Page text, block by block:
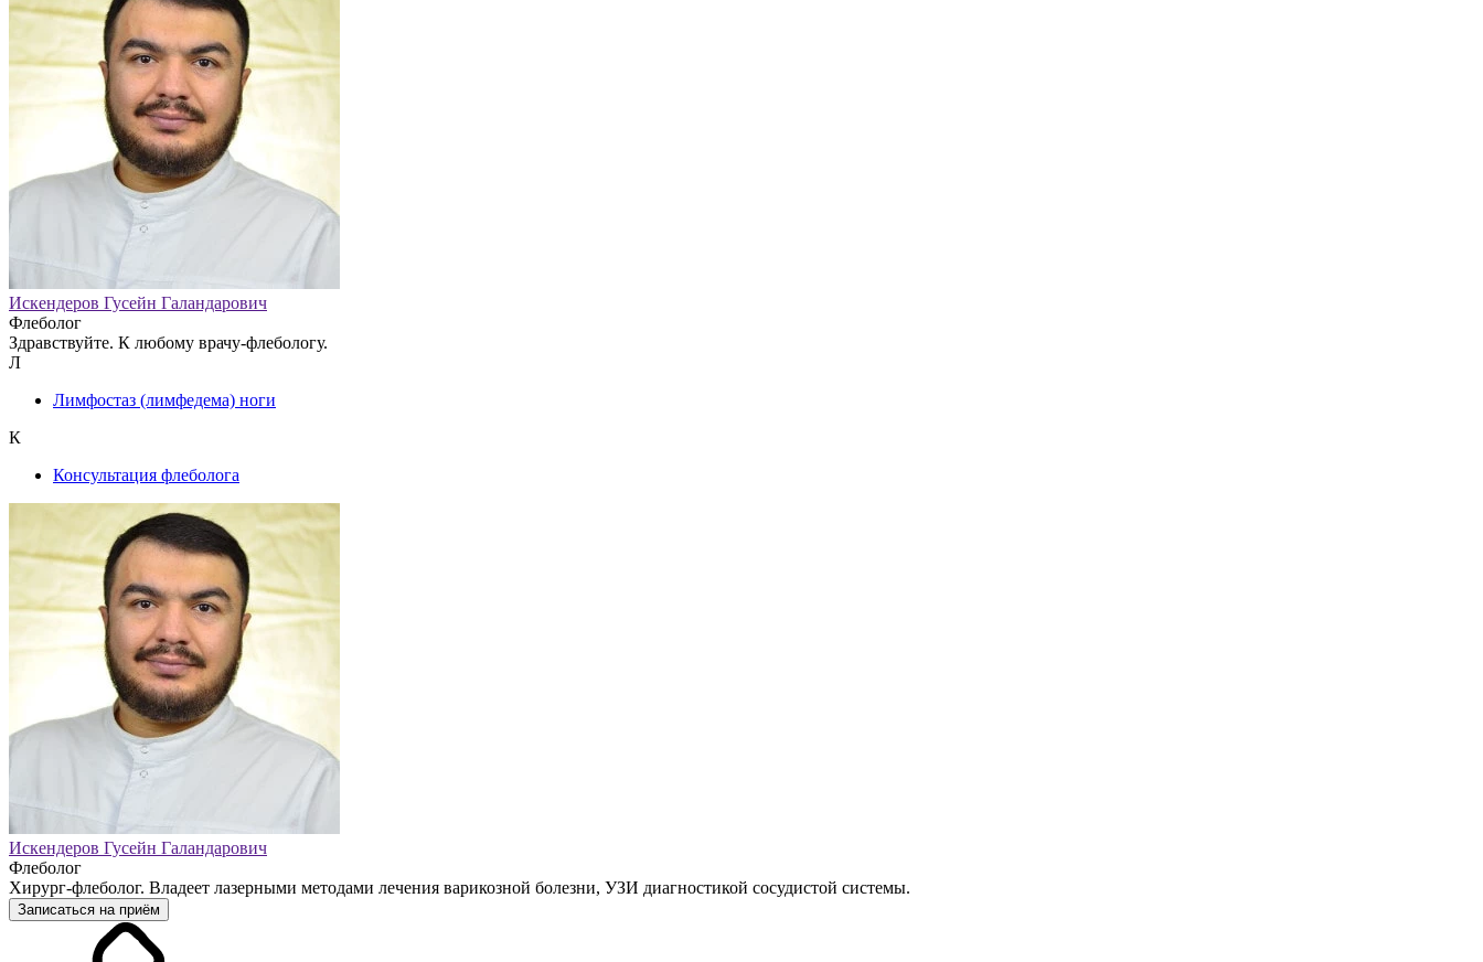
Искендеров Гусейн Галандарович
Флеболог
Здравствуйте. К любому врачу-флебологу.
Л
Лимфостаз (лимфедема) ноги
К
Консультация флеболога
Искендеров Гусейн Галандарович
Флеболог
Хирург-флеболог. Владеет лазерными методами лечения варикозной болезни, УЗИ диагностикой сосудистой системы.
Записаться на приём